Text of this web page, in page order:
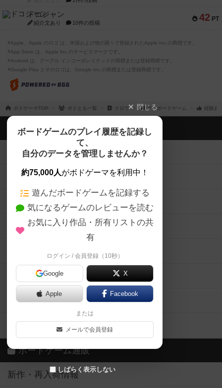
42 PT
ドコジャン
紹介文あり 10件の投稿
※Apple、Apple のロゴ は、米国および他の国々で登録されたApple Inc.の商標です。
※App Store は、Apple Inc.のサービスマークです。
※Android は、グーグル インコーポレイテッドの商標または登録商標です。
※Google Play とそのロゴは、Google Inc.の商標または登録商標です。
ボドゲーマTOP ボドとも一覧 クロウ マイボードゲーム 経験あ
閉じる
ボードゲームのプレイ履歴を記録し
て、
自分のデータを管理しませんか？
約75,000人がボドゲーマを利用中！
遊んだボードゲームを記録する
気になるゲームのレビューを読む
お気に入り作品・所有リストの共
有
ログイン / 会員登録（10秒）
Google X
Apple Facebook
または
メールで会員登録
しばらく表示しない
ボドゲーマTOP
ボードゲームを検索する
ボードゲームの新着レビュー
ボードゲーム会情報
メカニクス特集
掲示板・トピックス
ボドとも・会員一覧
ボードゲーム業界コラム
ボドゲーマご利用案内
ボードゲーム通販
新作・再入荷情報